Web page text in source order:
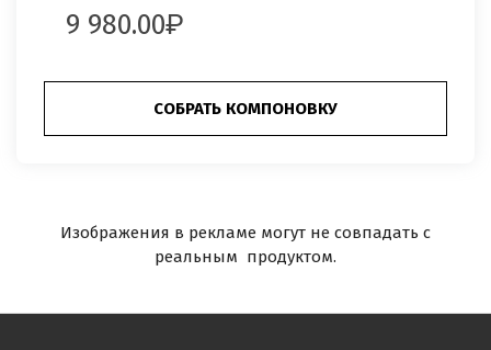
9 980.00
СОБРАТЬ КОМПОНОВКУ
Изображения в рекламе могут не совпадать с
реальным продуктом.